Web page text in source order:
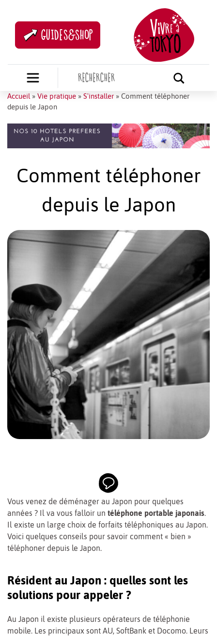
GUIDES&SHOP
Accueil » Vie pratique » S'installer » Comment téléphoner
depuis le Japon
Comment téléphoner
depuis le Japon
Vous venez de déménager au Japon pour quelques
années ? Il va vous falloir un téléphone portable japonais.
Il existe un large choix de forfaits téléphoniques au Japon.
Voici quelques conseils pour savoir comment « bien »
téléphoner depuis le Japon.
Résident au Japon : quelles sont les
solutions pour appeler ?
Au Japon il existe plusieurs opérateurs de téléphonie
mobile. Les principaux sont AU, SoftBank et Docomo. Leurs